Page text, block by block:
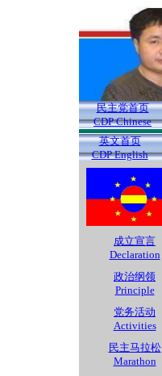
民主党首页
CDP Chinese
英文首页
CDP English
成立宣言
Declaration
政治纲领
Principle
党务活动
Activities
民主马拉松
Marathon